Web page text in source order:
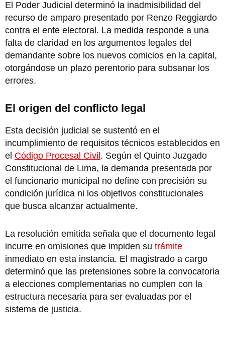
El Poder Judicial determinó la inadmisibilidad del
recurso de amparo presentado por Renzo Reggiardo
contra el ente electoral. La medida responde a una
falta de claridad en los argumentos legales del
demandante sobre los nuevos comicios en la capital,
otorgándose un plazo perentorio para subsanar los
errores.
El origen del conflicto legal
Esta decisión judicial se sustentó en el
incumplimiento de requisitos técnicos establecidos en
el Código Procesal Civil. Según el Quinto Juzgado
Constitucional de Lima, la demanda presentada por
el funcionario municipal no define con precisión su
condición jurídica ni los objetivos constitucionales
que busca alcanzar actualmente.
La resolución emitida señala que el documento legal
incurre en omisiones que impiden su trámite
inmediato en esta instancia. El magistrado a cargo
determinó que las pretensiones sobre la convocatoria
a elecciones complementarias no cumplen con la
estructura necesaria para ser evaluadas por el
sistema de justicia.